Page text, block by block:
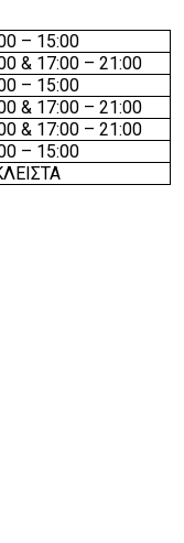
– 15:00
& 17:00 – 21:00
– 15:00
& 17:00 – 21:00
& 17:00 – 21:00
– 15:00